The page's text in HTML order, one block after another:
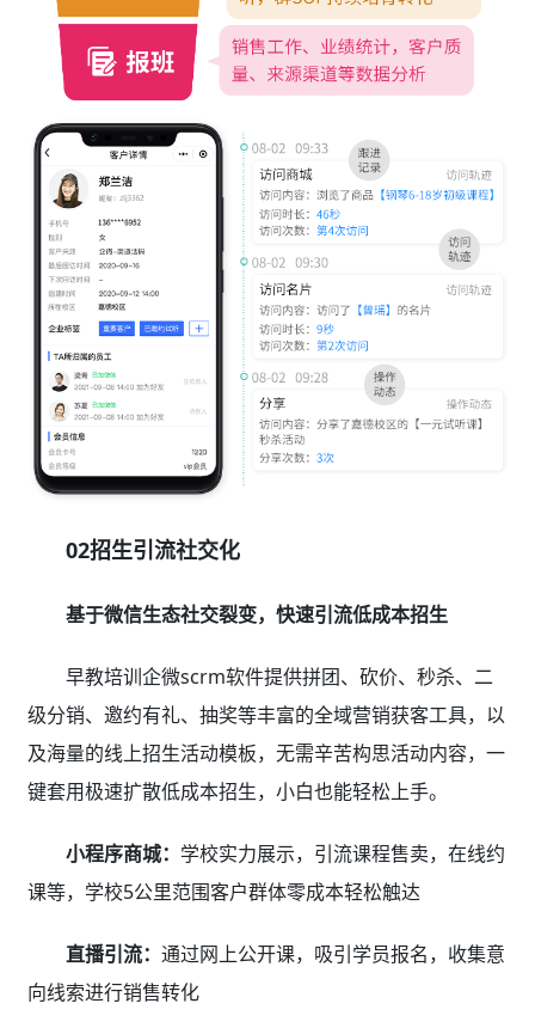
02招生引流社交化
基于微信生态社交裂变，快速引流低成本招生
早教培训企微scrm软件提供拼团、砍价、秒杀、二
级分销、邀约有礼、抽奖等丰富的全域营销获客工具，以
及海量的线上招生活动模板，无需辛苦构思活动内容，一
键套用极速扩散低成本招生，小白也能轻松上手。
小程序商城： 学校实力展示，引流课程售卖，在线约
课等，学校5公里范围客户群体零成本轻松触达
直播引流： 通过网上公开课，吸引学员报名，收集意
向线索进行销售转化